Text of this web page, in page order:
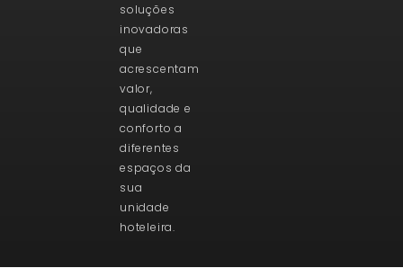
soluções
inovadoras
que
acrescentam
valor,
qualidade e
conforto a
diferentes
espaços da
sua
unidade
hoteleira.